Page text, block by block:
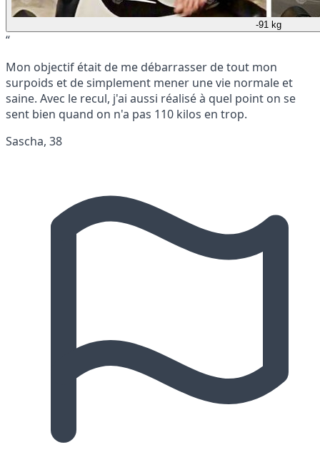
-91 kg
“
Mon objectif était de me débarrasser de tout mon
surpoids et de simplement mener une vie normale et
saine. Avec le recul, j'ai aussi réalisé à quel point on se
sent bien quand on n'a pas 110 kilos en trop.
Sascha, 38